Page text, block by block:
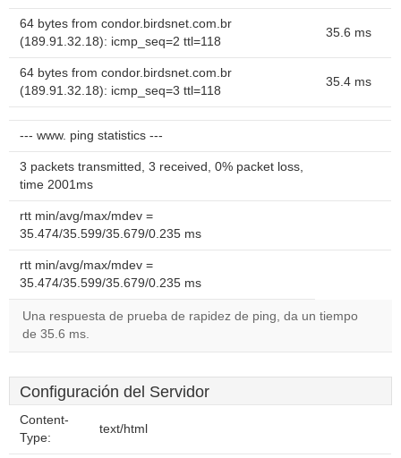
64 bytes from condor.birdsnet.com.br
(189.91.32.18): icmp_seq=2 ttl=118
35.6 ms
64 bytes from condor.birdsnet.com.br
(189.91.32.18): icmp_seq=3 ttl=118
35.4 ms
--- www. ping statistics ---
3 packets transmitted, 3 received, 0% packet loss,
time 2001ms
rtt min/avg/max/mdev =
35.474/35.599/35.679/0.235 ms
rtt min/avg/max/mdev =
35.474/35.599/35.679/0.235 ms
Una respuesta de prueba de rapidez de ping, da un tiempo
de 35.6 ms.
Configuración del Servidor
Content-
Type:
text/html